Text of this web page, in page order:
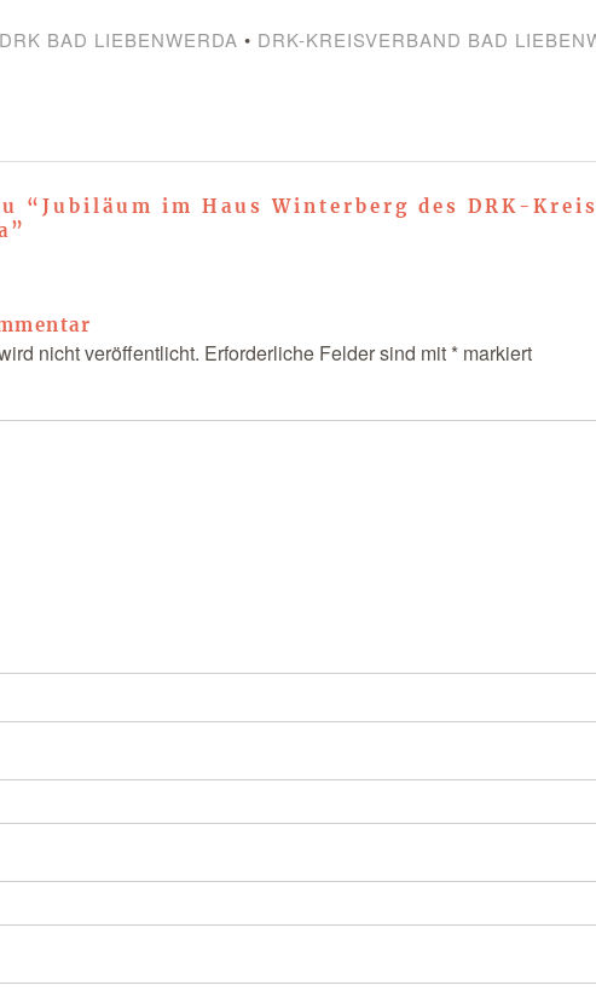
DRK BAD LIEBENWERDA • DRK-KREISVERBAND BAD
“ Jubiläum im Haus Winterberg des DRK-
”
nicht veröffentlicht. Erforderliche Felder sind mit * markiert